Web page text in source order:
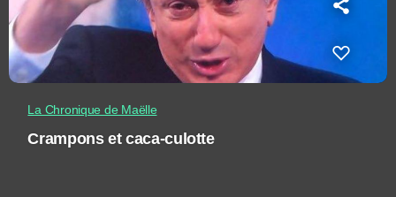
La Chronique de Maëlle
Crampons et caca-culotte